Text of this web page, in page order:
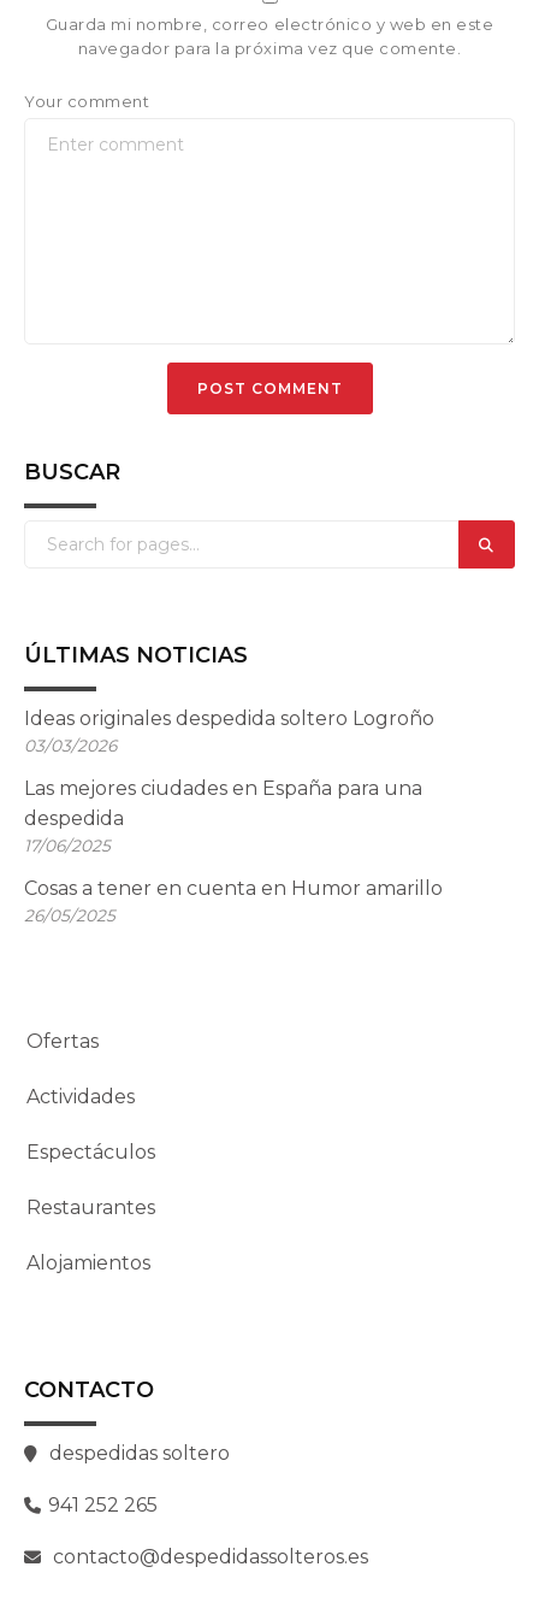
Guarda mi nombre, correo electrónico y web en este
navegador para la próxima vez que comente.
Your comment
BUSCAR
ÚLTIMAS NOTICIAS
Ideas originales despedida soltero Logroño
03/03/2026
Las mejores ciudades en España para una
despedida
17/06/2025
Cosas a tener en cuenta en Humor amarillo
26/05/2025
Ofertas
Actividades
Espectáculos
Restaurantes
Alojamientos
CONTACTO
despedidas soltero
941 252 265
contacto@despedidassolteros.es